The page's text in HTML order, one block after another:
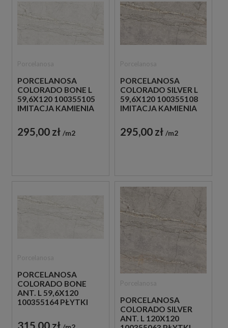
PORCELANOSA
COLORADO BONE L
59,6X120 100355105
IMITACJA KAMIENIA
295,00 zł m2
PORCELANOSA
COLORADO SILVER L
59,6X120 100355108
IMITACJA KAMIENIA
295,00 zł m2
PORCELANOSA
COLORADO BONE
ANT. L 59,6X120
100355164 PŁYTKI
IMITUJĄCE KAMIEŃ
315,00 zł
PORCELANOSA
COLORADO SILVER
ANT. L 120X120